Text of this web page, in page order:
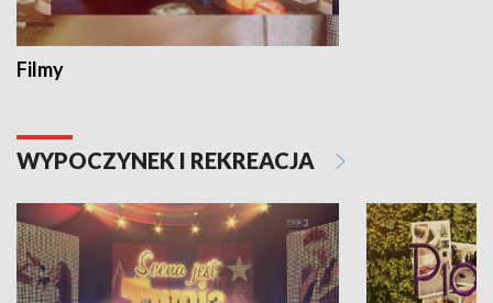
Filmy
WYPOCZYNEK I REKREACJA